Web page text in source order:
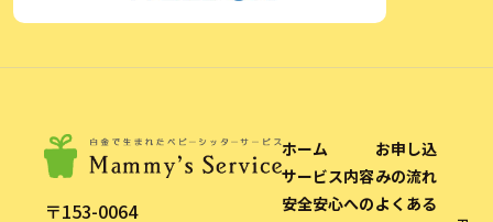
〒153-0064
ホーム
サービス内容
安全安心への
お申し込
みの流れ
よくある